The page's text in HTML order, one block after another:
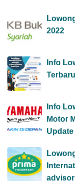
2022
Info
Info
Motor
Update